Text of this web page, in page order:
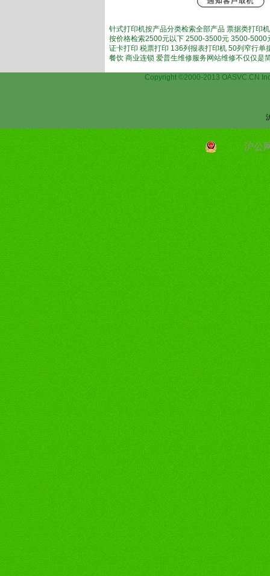
针式打印机按产品分类检索全部产品 票据类打印
按价格检索2500元以下 2500-3500元 3500-
证卡打印 税票打印 136列报表打印机 50列窄行单
餐饮 商业连锁 爱普生维修服务网站维修不仅仅是
Copyright ©2000-2013 OASVC.CN
沪公